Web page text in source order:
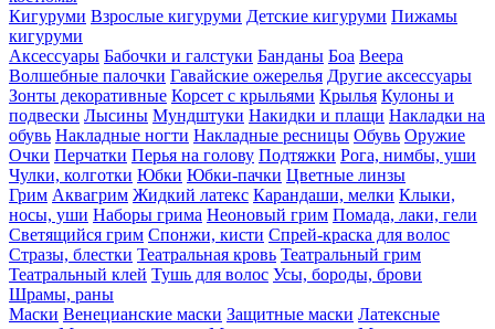
Кигуруми Взрослые кигуруми Детские кигуруми Пижамы
кигуруми
Аксессуары Бабочки и галстуки Банданы Боа Веера
Волшебные палочки Гавайские ожерелья Другие аксессуары
Зонты декоративные Корсет с крыльями Крылья Кулоны и
подвески Лысины Мундштуки Накидки и плащи Накладки на
обувь Накладные ногти Накладные ресницы Обувь Оружие
Очки Перчатки Перья на голову Подтяжки Рога, нимбы, уши
Чулки, колготки Юбки Юбки-пачки Цветные линзы
Грим Аквагрим Жидкий латекс Карандаши, мелки Клыки,
носы, уши Наборы грима Неоновый грим Помада, лаки, гели
Светящийся грим Спонжи, кисти Спрей-краска для волос
Стразы, блестки Театральная кровь Театральный грим
Театральный клей Тушь для волос Усы, бороды, брови
Шрамы, раны
Маски Венецианские маски Защитные маски Латексные